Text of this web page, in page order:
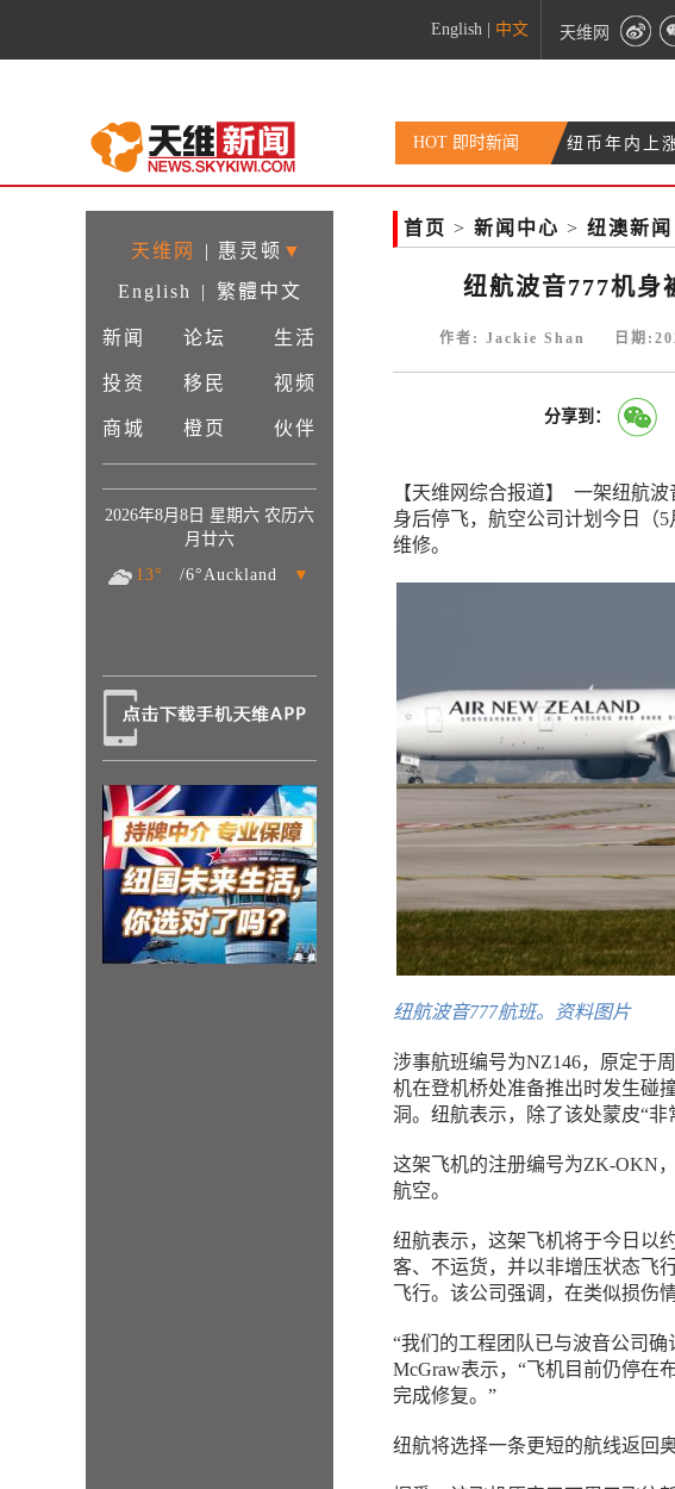
English 中文 天维网
HOT 即时新闻 纽币年内上
劲
【最新民调
彼长
天维网 | 惠灵顿 ▼
English
| 繁體中文
新闻 论坛 生活
投资 移民 视频
商城 橙页 伙伴
2026年8月8日 星期六 农历六
月廿六
13°
/6°Auckland ▼
首页 > 新闻中心 > 纽澳新闻
纽航波音777机身
作者: Jackie Shan 日期
分享到：
【天维网综合报道】 一架纽航
身后停飞，航空公司计划今日（
维修。
纽航波音777航班。资料图片
涉事航班编号为NZ146，原定于
机在登机桥处准备推出时发生碰
洞。纽航表示，除了该处蒙皮“非
这架飞机的注册编号为ZK-OKN
航空。
纽航表示，这架飞机将于今日以
客、不运货，并以非增压状态飞
飞行。该公司强调，在类似损伤
“我们的工程团队已与波音公司
McGraw表示，“飞机目前仍停在
完成修复。”
纽航将选择一条更短的航线返回奥